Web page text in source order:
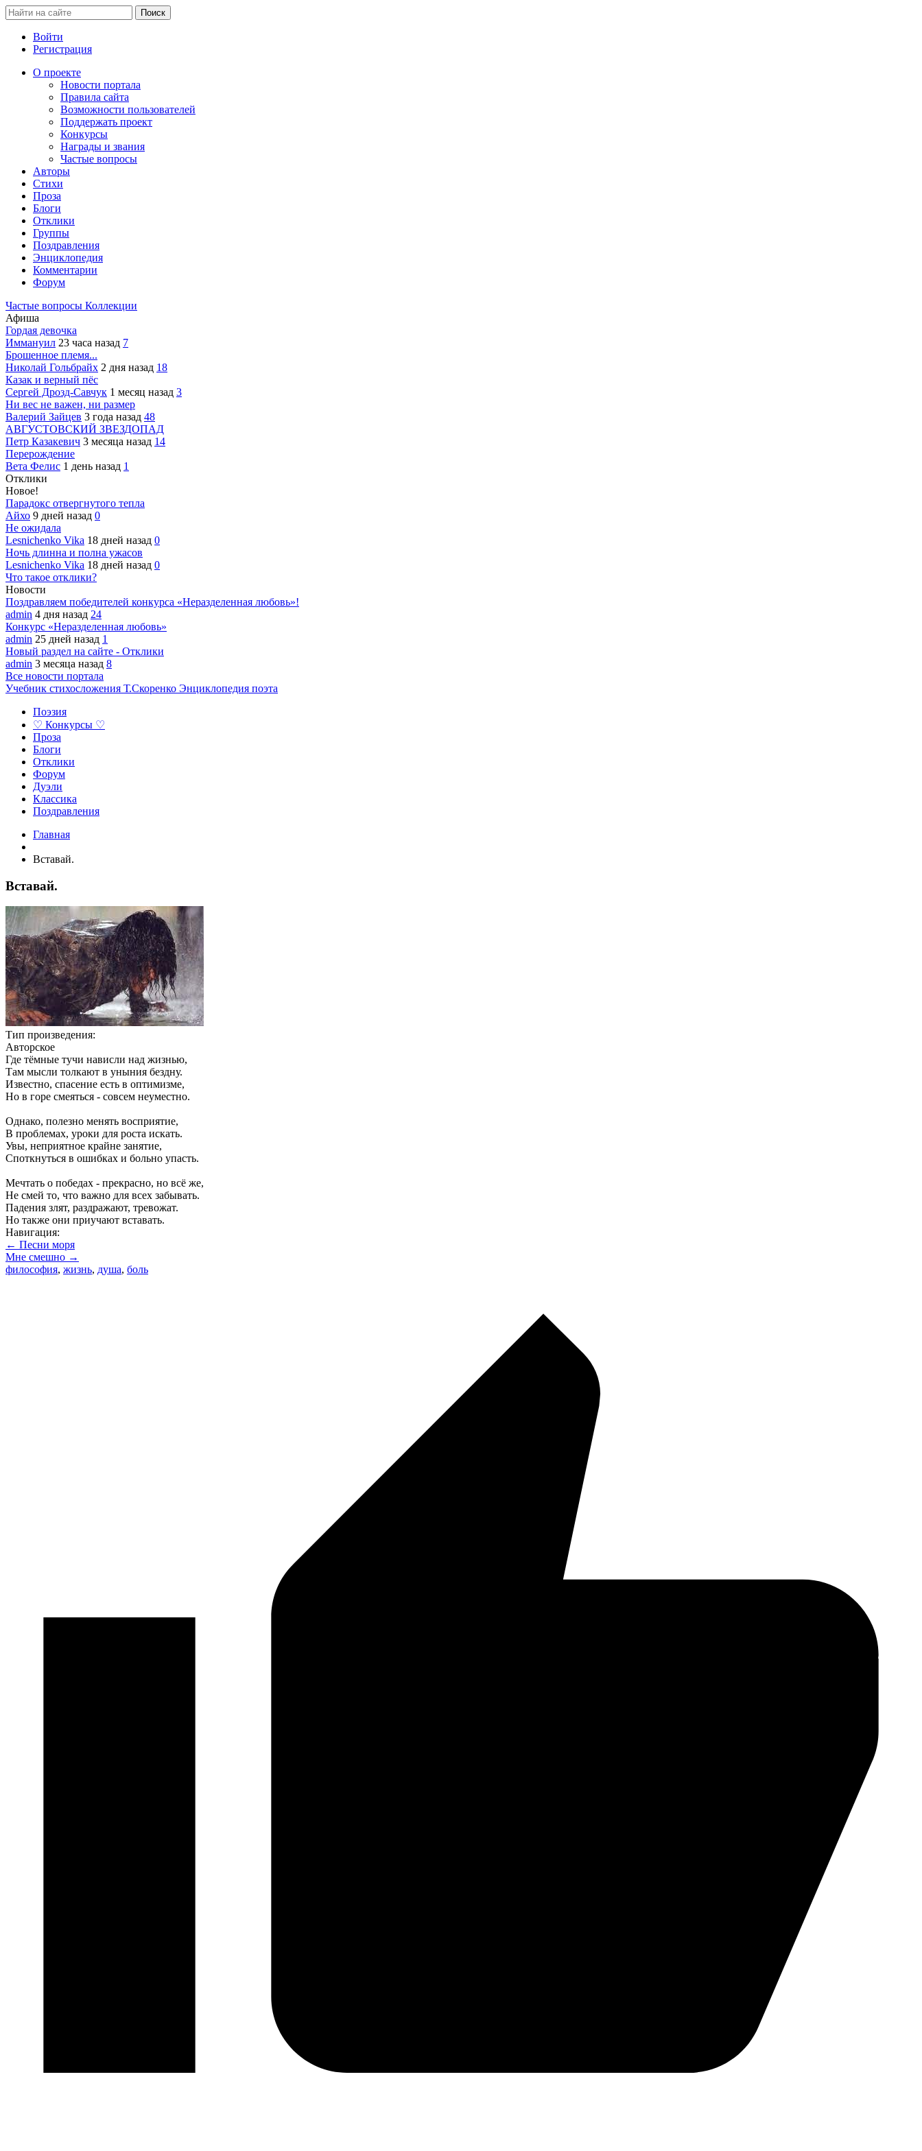
Войти
Регистрация
О проекте
Новости портала
Правила сайта
Возможности пользователей
Поддержать проект
Конкурсы
Награды и звания
Частые вопросы
Авторы
Стихи
Проза
Блоги
Отклики
Группы
Поздравления
Энциклопедия
Комментарии
Форум
Частые вопросы Коллекции
Афиша
Гордая девочка
Иммануил 23 часа назад 7
Брошенное племя...
Николай Гольбрайх 2 дня назад 18
Казак и верный пёс
Сергей Дрозд-Савчук 1 месяц назад 3
Ни вес не важен, ни размер
Валерий Зайцев 3 года назад 48
АВГУСТОВСКИЙ ЗВЕЗДОПАД
Петр Казакевич 3 месяца назад 14
Перерождение
Вета Фелис 1 день назад 1
Отклики
Новое!
Парадокс отвергнутого тепла
Айхо 9 дней назад 0
Не ожидала
Lesnichenko Vika 18 дней назад 0
Ночь длинна и полна ужасов
Lesnichenko Vika 18 дней назад 0
Что такое отклики?
Новости
Поздравляем победителей конкурса «Неразделенная любовь»!
admin 4 дня назад 24
Конкурс «Неразделенная любовь»
admin 25 дней назад 1
Новый раздел на сайте - Отклики
admin 3 месяца назад 8
Все новости портала
Учебник стихосложения Т.Скоренко Энциклопедия поэта
Поэзия
♡ Конкурсы ♡
Проза
Блоги
Отклики
Форум
Дуэли
Классика
Поздравления
Главная
Вставай.
Вставай.
Тип произведения:
Авторское
Где тёмные тучи нависли над жизнью,
Там мысли толкают в уныния бездну.
Известно, спасение есть в оптимизме,
Но в горе смеяться - совсем неуместно.
Однако, полезно менять восприятие,
В проблемах, уроки для роста искать.
Увы, неприятное крайне занятие,
Споткнуться в ошибках и больно упасть.
Мечтать о победах - прекрасно, но всё же,
Не смей то, что важно для всех забывать.
Падения злят, раздражают, тревожат.
Но также они приучают вставать.
Навигация:
← Песни моря
Мне смешно →
философия, жизнь, душа, боль